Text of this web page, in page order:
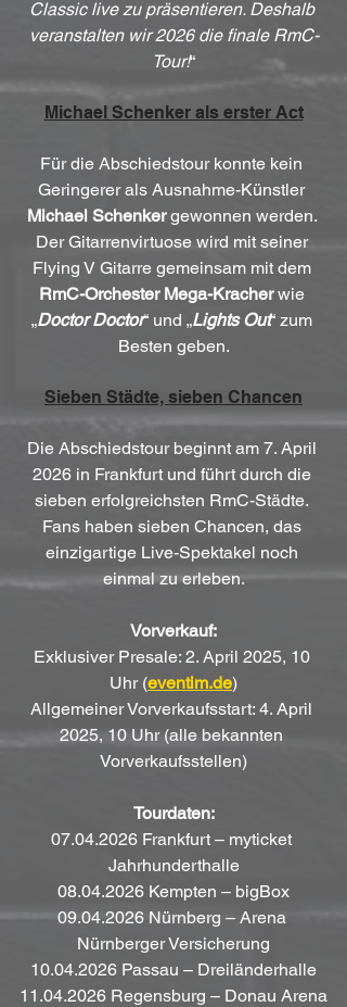
Classic live zu präsentieren. Deshalb
veranstalten wir 2026 die finale RmC-
Tour!“
Michael Schenker als erster Act
Für die Abschiedstour konnte kein
Geringerer als Ausnahme-Künstler
Michael Schenker gewonnen werden.
Der Gitarrenvirtuose wird mit seiner
Flying V Gitarre gemeinsam mit dem
RmC-Orchester Mega-Kracher wie
„Doctor Doctor“ und „Lights Out“ zum
Besten geben.
Sieben Städte, sieben Chancen
Die Abschiedstour beginnt am 7. April
2026 in Frankfurt und führt durch die
sieben erfolgreichsten RmC-Städte.
Fans haben sieben Chancen, das
einzigartige Live-Spektakel noch
einmal zu erleben.
Vorverkauf:
Exklusiver Presale: 2. April 2025, 10
Uhr (eventim.de)
Allgemeiner Vorverkaufsstart: 4. April
2025, 10 Uhr (alle bekannten
Vorverkaufsstellen)
Tourdaten:
07.04.2026 Frankfurt – myticket
Jahrhunderthalle
08.04.2026 Kempten – bigBox
09.04.2026 Nürnberg – Arena
Nürnberger Versicherung
10.04.2026 Passau – Dreiländerhalle
11.04.2026 Regensburg – Donau Arena